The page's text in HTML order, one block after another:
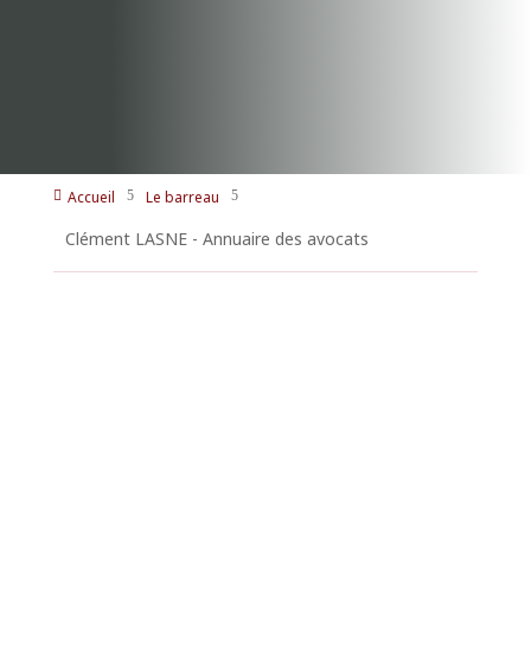
 Accueil 5 Le barreau 5
Clément LASNE - Annuaire des avocats